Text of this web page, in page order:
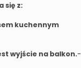
się z:
kuchennym
wyjście na balkon.-